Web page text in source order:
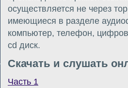
осуществляется не через
имеющиеся в разделе
компьютер, телефон,
cd диск.
Скачать и слушать
Часть 1